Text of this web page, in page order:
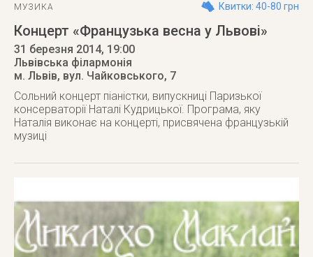
МУЗИКА Квитки: 40-80 грн
Концерт «Французька весна у Львові»
31 березня 2014, 19:00
Львівська філармонія
м. Львів, вул. Чайковського, 7
Сольний концерт піаністки, випускниці Паризької
консерваторії Наталі Кудрицької. Програма, яку
Наталія виконає на концерті, присвячена французькій
музиці